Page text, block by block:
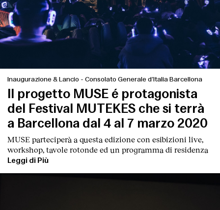
Inaugurazione & Lancio - Consolato Generale d’Italia Barcellona
Il progetto MUSE é protagonista
del Festival MUTEKES che si terrà
a Barcellona dal 4 al 7 marzo 2020
MUSE parteciperà a questa edizione con esibizioni live,
workshop, tavole rotonde ed un programma di residenza
Leggi di Più